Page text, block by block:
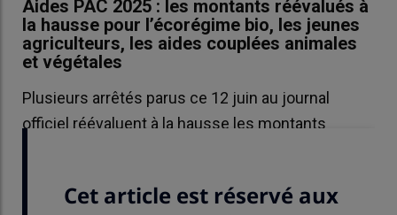
Aides PAC 2025 : les montants réévalués à
la hausse pour l’écorégime bio, les jeunes
agriculteurs, les aides couplées animales
et végétales
Plusieurs arrêtés parus ce 12 juin au journal
officiel réévaluent à la hausse les montants